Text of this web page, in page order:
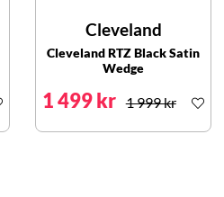
Cleveland
Cleveland RTZ Black Satin
Wedge
1 499 kr 1 999 kr